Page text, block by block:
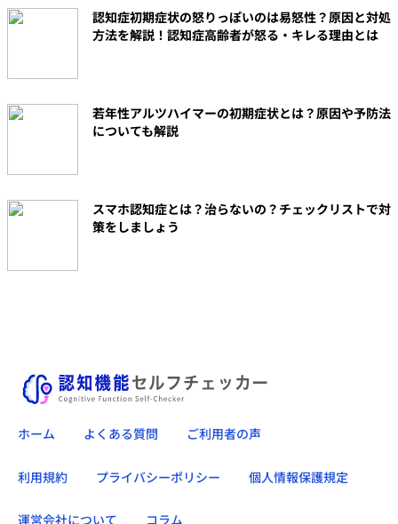
認知症初期症状の怒りっぽいのは易怒性？原因と対処
方法を解説！認知症高齢者が怒る・キレる理由とは
若年性アルツハイマーの初期症状とは？原因や予防法
についても解説
スマホ認知症とは？治らないの？チェックリストで対
策をしましょう
ホーム よくある質問 ご利用者の声
利用規約 プライバシーポリシー 個人情報保護規定
運営会社について コラム